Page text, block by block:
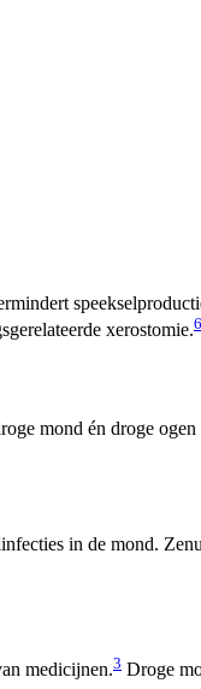
xerostomie.6
mond én droge ogen
in de mond.
medicijnen.3 Droge